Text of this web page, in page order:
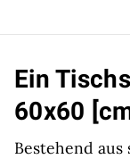
Ein
60x60
Bestehend